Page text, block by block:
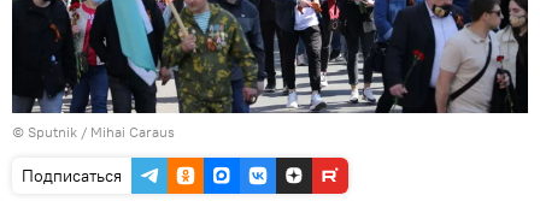
© Sputnik / Mihai Caraus
Подписаться